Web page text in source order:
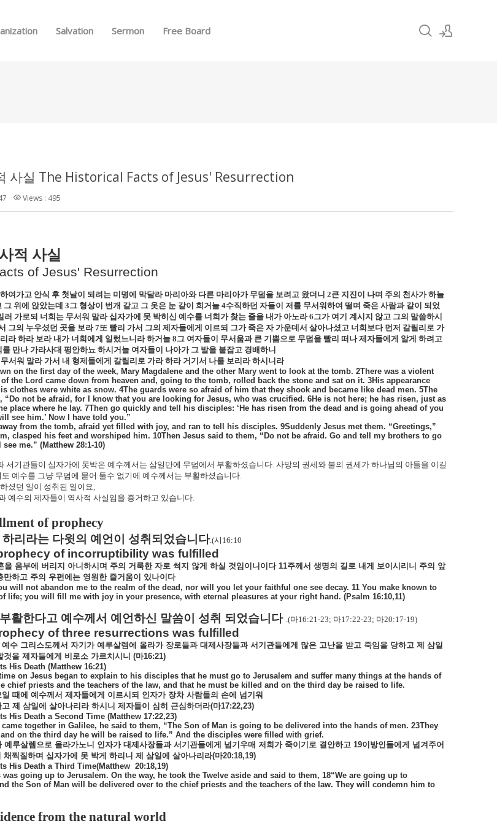
Salvation Sermon Free Board
사실 The Historical Facts of Jesus' Resurrection
Views : 495
적 사실
of Jesus' Resurrection
여가고 안식 후 첫날이 되려는 미명에 막달라 마리아와 다른 마리아가 무덤을 보려고 왔더니 2큰 지진이 나며 주의 천사가 하늘
위에 앉았는데 3그 형상이 번개 같고 그 옷은 눈 같이 희거늘 4수직하던 자들이 저를 무서워하여 떨며 죽은 사람과 같이 되었
러 가로되 너희는 무서워 말라 십자가에 못 박히신 예수를 너희가 찾는 줄을 내가 아노라6그가 여기 계시지 않고 그의 말씀하시
그의 누우셨던 곳을 보라7또 빨리 가서 그의 제자들에게 이르되 그가 죽은 자 가운데서 살아나셨고 너희보다 먼저 갈릴리로 가
라 하라 보라 내가 너희에게 일렀느니라 하거늘 8그 여자들이 무서움과 큰 기쁨으로 무덤을 빨리 떠나 제자들에게 알게 하려고
만나 가라사대 평안하뇨 하시거늘 여자들이 나아가 그 발을 붙잡고 경배하니
서워 말라 가서 내 형제들에게 갈릴리로 가라 하라 거기서 나를 보리라 하시니라
on the first day of the week, Mary Magdalene and the other Mary went to look at the tomb. 2There was a violent
the Lord came down from heaven and, going to the tomb, rolled back the stone and sat on it. 3His appearance
clothes were white as snow. 4The guards were so afraid of him that they shook and became like dead men. 5The
“Do not be afraid, for I know that you are looking for Jesus, who was crucified. 6He is not here; he has risen, just as
place where he lay. 7Then go quickly and tell his disciples: ‘He has risen from the dead and is going ahead of you
see him.’ Now I have told you.”
from the tomb, afraid yet filled with joy, and ran to tell his disciples. 9Suddenly Jesus met them. “Greetings,”
clasped his feet and worshiped him. 10Then Jesus said to them, “Do not be afraid. Go and tell my brothers to go
me.” (Matthew 28:1-10)
서기관들이 십자가에 못박은 예수께서는 삼일만에 무덤에서 부활하셨습니다. 사망의 권세와 불의 권세가 하나님의 아들을 이길
예수를 그냥 무덤에 묻어 둘수 없기에 예수께서는 부활하셨습니다.
셨던 일이 성취된 일이요,
예수의 제자들이 역사적 사실임을 증거하고 있습니다.
of prophecy
리라는 다윗의 예언이 성취되었습니다.(시 16:10
of incorruptibility was fulfilled
을 음부에 버리지 아니하시며 주의 거룩한 자로 썩지 않게 하실 것임이니이다11주께서 생명의 길로 내게 보이시리니 주의 앞
만하고 주의 우편에는 영원한 즐거움이
있나이다
will not abandon me to the realm of the dead, nor will you let your faithful one see decay. 11 You make known to
life; you will fill me with joy in your presence, with eternal pleasures at your right hand. (Psalm 16:10,11)
활한다고 예수께서 예언하신 말씀이 성취 되었습니다 .(마16:21-23; 마17:22-23; 마20:17-19)
of three resurrections was fulfilled
예수 그리스도께서 자기가 예루살렘에 올라가 장로들과 대제사장들과 서기관들에게 많은 고난을 받고 죽임을 당하고 제 삼일
것을 제자들에게 비로소 가르치시니 (마16:21)
His Death (Matthew 16:21)
on Jesus began to explain to his disciples that he must go to Jerusalem and suffer many things at the hands of
chief priests and the teachers of the law, and that he must be killed and on the third day be raised to life.
일 때에 예수께서 제자들에게 이르시되 인자가 장차 사람들의 손에
넘기워
고 제 삼일에 살아나리라 하시니 제자들이 심히 근심하더라(마17:22,23)
His Death a Second Time (Matthew 17:22,23)
came together in Galilee, he said to them, “The Son of Man is going to be delivered into the hands of men. 23They
on the third day he will be raised to life.” And the disciples were filled with grief.
예루살렘으로 올라가노니 인자가 대제사장들과 서기관들에게 넘기우매 저희가 죽이기로 결안하고 19이방인들에게
넘겨주어
채찍질하며 십자가에 못 박게 하리니 제 삼일에 살아나리라(마20:18,19)
His Death a Third Time(Matthew 20:18,19)
was going up to Jerusalem. On the way, he took the Twelve aside and said to them, 18“We are going up to
the Son of Man will be delivered over to the chief priests and the teachers of the law. They will condemn him to
from the natural world